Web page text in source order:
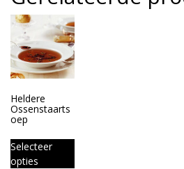
Heldere
Ossenstaarts
oep
Selecteer
opties